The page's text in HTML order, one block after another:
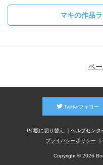
マキの作品
ペ
Twitterフォロー
PC版に切り替え ヘルプセンタ
プライバシーポリシー
Copyright © 2026